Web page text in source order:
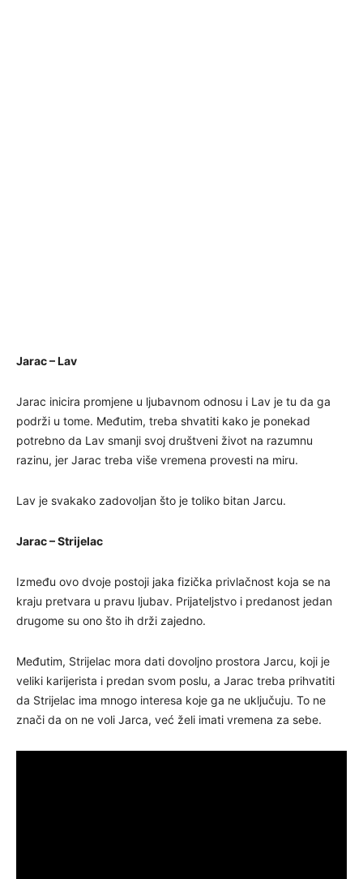
Jarac – Lav
Jarac inicira promjene u ljubavnom odnosu i Lav je tu da ga
podrži u tome. Međutim, treba shvatiti kako je ponekad
potrebno da Lav smanji svoj društveni život na razumnu
razinu, jer Jarac treba više vremena provesti na miru.
Lav je svakako zadovoljan što je toliko bitan Jarcu.
Jarac – Strijelac
Između ovo dvoje postoji jaka fizička privlačnost koja se na
kraju pretvara u pravu ljubav. Prijateljstvo i predanost jedan
drugome su ono što ih drži zajedno.
Međutim, Strijelac mora dati dovoljno prostora Jarcu, koji je
veliki karijerista i predan svom poslu, a Jarac treba prihvatiti
da Strijelac ima mnogo interesa koje ga ne uključuju. To ne
znači da on ne voli Jarca, već želi imati vremena za sebe.